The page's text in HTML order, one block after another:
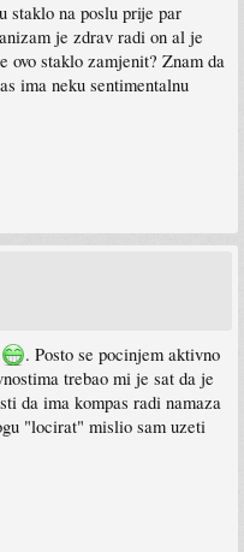
staklo na poslu prije par
je zdrav radi on al je
ovo staklo zamjenit? Znam da
ima neku sentimentalnu
. Posto se pocinjem aktivno
trebao mi je sat da je
da ima kompas radi namaza
"locirat" mislio sam uzeti